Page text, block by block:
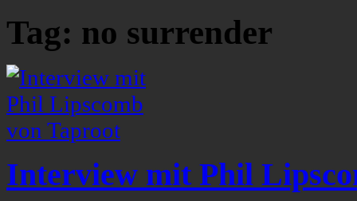
Tag: no surrender
Interview mit Phil